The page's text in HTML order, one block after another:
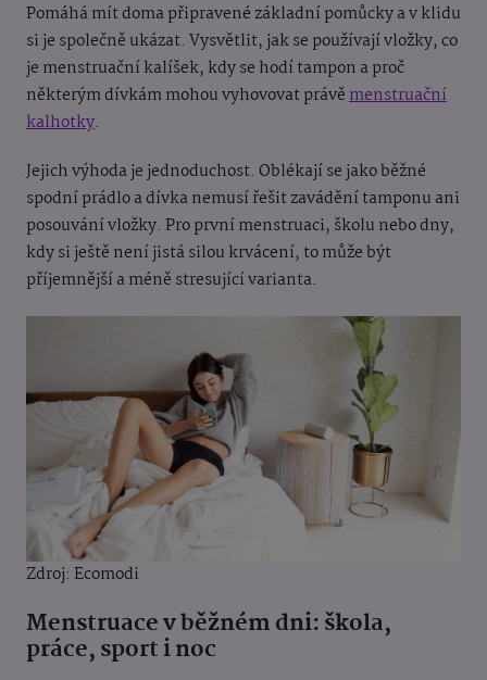
Pomáhá mít doma připravené základní pomůcky a v klidu
si je společně ukázat. Vysvětlit, jak se používají vložky, co
je menstruační kalíšek, kdy se hodí tampon a proč
některým dívkám mohou vyhovovat právěmenstruační
kalhotky.
Jejich výhoda je jednoduchost. Oblékají se jako běžné
spodní prádlo a dívka nemusí řešit zavádění tamponu ani
posouvání vložky. Pro první menstruaci, školu nebo dny,
kdy si ještě není jistá silou krvácení, to může být
příjemnější a méně stresující varianta.
Zdroj: Ecomodi
Menstruace v běžném dni: škola,
práce, sport i noc